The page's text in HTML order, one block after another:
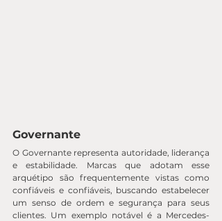
Governante
O Governante representa autoridade, liderança
e estabilidade. Marcas que adotam esse
arquétipo são frequentemente vistas como
confiáveis e confiáveis, buscando estabelecer
um senso de ordem e segurança para seus
clientes. Um exemplo notável é a Mercedes-